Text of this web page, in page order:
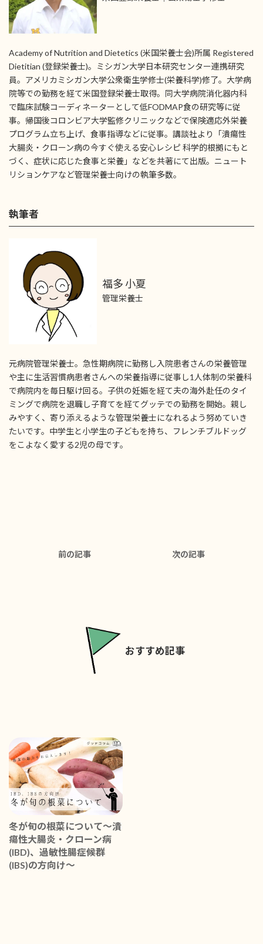
Academy of Nutrition and Dietetics (米国栄養士会)所属 Registered
Dietitian (登録栄養士)。ミシガン大学日本研究センター連携研究
員。アメリカミシガン大学公衆衛生学修士(栄養科学)修了。大学病
院等での勤務を経て米国登録栄養士取得。同大学病院消化器内科
で臨床試験コーディネーターとして低FODMAP食の研究等に従
事。帰国後コロンビア大学監修クリニックなどで保険適応外栄養
プログラム立ち上げ、食事指導などに従事。講談社より「潰瘍性
大腸炎・クローン病の今すぐ使える安心レシピ 科学的根拠にもと
づく、症状に応じた食事と栄養」などを共著にて出版。ニュート
リションケアなど管理栄養士向けの執筆多数。
執筆者
福多 小夏
管理栄養士
元病院管理栄養士。急性期病院に勤務し入院患者さんの栄養管理
や主に生活習慣病患者さんへの栄養指導に従事し1人体制の栄養科
で病院内を毎日駆け回る。子供の妊娠を経て夫の海外赴任のタイ
ミングで病院を退職し子育てを経てグッテでの勤務を開始。親し
みやすく、寄り添えるような管理栄養士になれるよう努めていき
たいです。中学生と小学生の子どもを持ち、フレンチブルドッグ
をこよなく愛する2児の母です。
前の記事 次の記事
おすすめ記事
冬が旬の根菜について～潰
瘍性大腸炎・クローン病
(IBD)、過敏性腸症候群
(IBS)の方向け～